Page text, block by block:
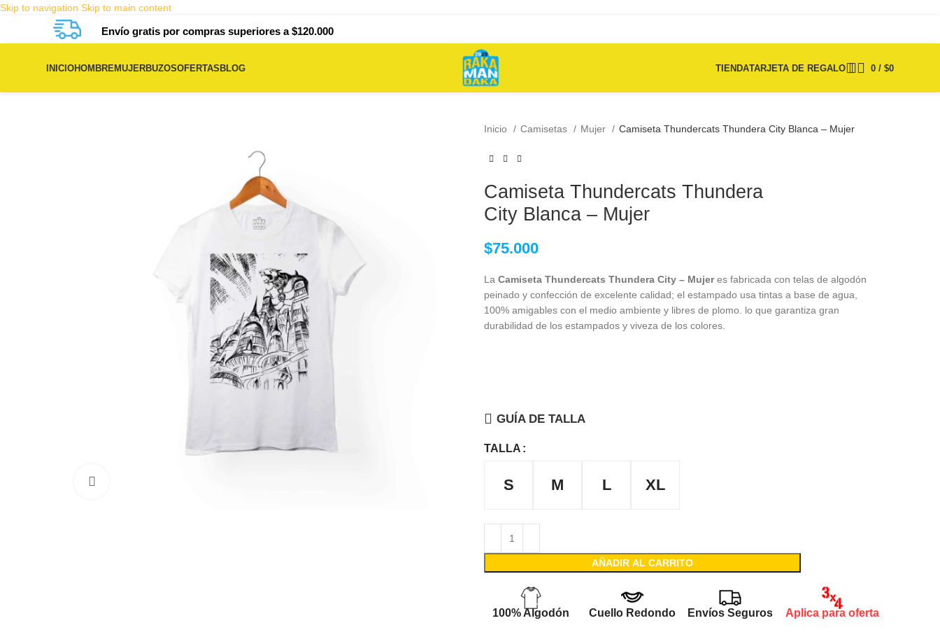
Skip to navigation Skip to main content
Envío gratis por compras superiores a $120.000
INICIOHOMBREMUJERBUZOSOFERTASBLOG TIENDATARJETA DE REGALO 0 / $0
Inicio Camisetas Mujer Camiseta Thundercats Thundera City Blanca – Mujer
75.000
75.000
Camiseta Thundercats Thundera
City Blanca – Mujer
$75.000
La Camiseta Thundercats Thundera City – Mujeres fabricada con telas de algodón
peinado y confección de excelente calidad; el estampado usa tintas a base de agua,
100% amigables con el medio ambiente y libres de plomo. lo que garantiza gran
durabilidad de los estampados y viveza de los colores.
GUÍA DE TALLA
TALLA
S M L XL
AÑADIR AL CARRITO
100% Algodón Cuello Redondo Envíos Seguros Aplica para oferta